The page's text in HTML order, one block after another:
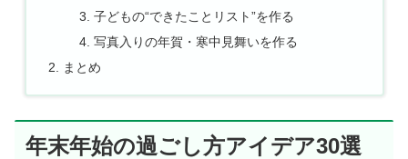
子どもの“できたことリスト”を作る
写真入りの年賀・寒中見舞いを作る
まとめ
年末年始の過ごし方アイデア30選